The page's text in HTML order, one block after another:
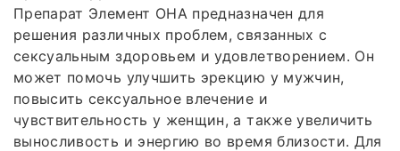
Препарат Элемент ОНА предназначен для
решения различных проблем, связанных с
сексуальным здоровьем и удовлетворением. Он
может помочь улучшить эрекцию у мужчин,
повысить сексуальное влечение и
чувствительность у женщин, а также увеличить
выносливость и энергию во время близости. Для